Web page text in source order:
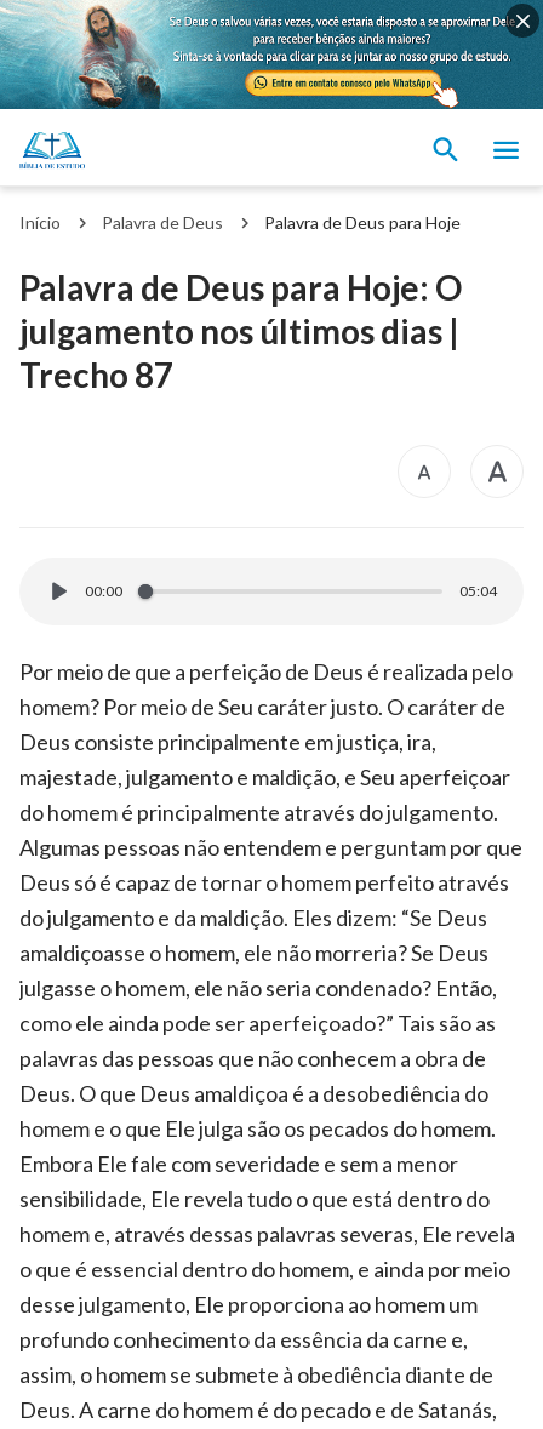
Início Palavra de Deus Palavra de Deus para Hoje
Palavra de Deus para Hoje: O
julgamento nos últimos dias |
Trecho 87
00:00 05:04
Por meio de que a perfeição de Deus é realizada pelo
homem? Por meio de Seu caráter justo. O caráter de
Deus consiste principalmente em justiça, ira,
majestade, julgamento e maldição, e Seu aperfeiçoar
do homem é principalmente através do julgamento.
Algumas pessoas não entendem e perguntam por que
Deus só é capaz de tornar o homem perfeito através
do julgamento e da maldição. Eles dizem: “Se Deus
amaldiçoasse o homem, ele não morreria? Se Deus
julgasse o homem, ele não seria condenado? Então,
como ele ainda pode ser aperfeiçoado?” Tais são as
palavras das pessoas que não conhecem a obra de
Deus. O que Deus amaldiçoa é a desobediência do
homem e o que Ele julga são os pecados do homem.
Embora Ele fale com severidade e sem a menor
sensibilidade, Ele revela tudo o que está dentro do
homem e, através dessas palavras severas, Ele revela
o que é essencial dentro do homem, e ainda por meio
desse julgamento, Ele proporciona ao homem um
profundo conhecimento da essência da carne e,
assim, o homem se submete à obediência diante de
Deus. A carne do homem é do pecado e de Satanás,